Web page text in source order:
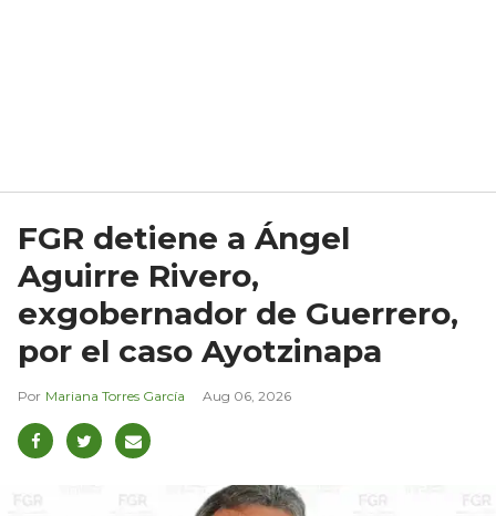
FGR detiene a Ángel
Aguirre Rivero,
exgobernador de Guerrero,
por el caso Ayotzinapa
Mariana Torres García Aug 06, 2026